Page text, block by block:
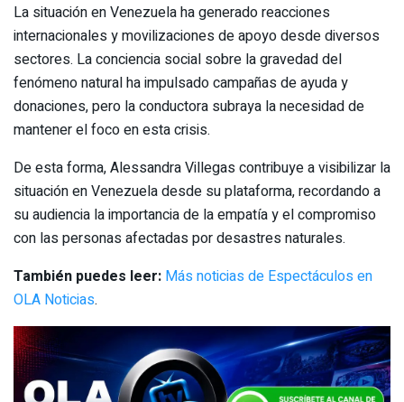
La situación en Venezuela ha generado reacciones
internacionales y movilizaciones de apoyo desde diversos
sectores. La conciencia social sobre la gravedad del
fenómeno natural ha impulsado campañas de ayuda y
donaciones, pero la conductora subraya la necesidad de
mantener el foco en esta crisis.
De esta forma, Alessandra Villegas contribuye a visibilizar la
situación en Venezuela desde su plataforma, recordando a
su audiencia la importancia de la empatía y el compromiso
con las personas afectadas por desastres naturales.
También puedes leer: Más noticias de Espectáculos en
OLA Noticias.